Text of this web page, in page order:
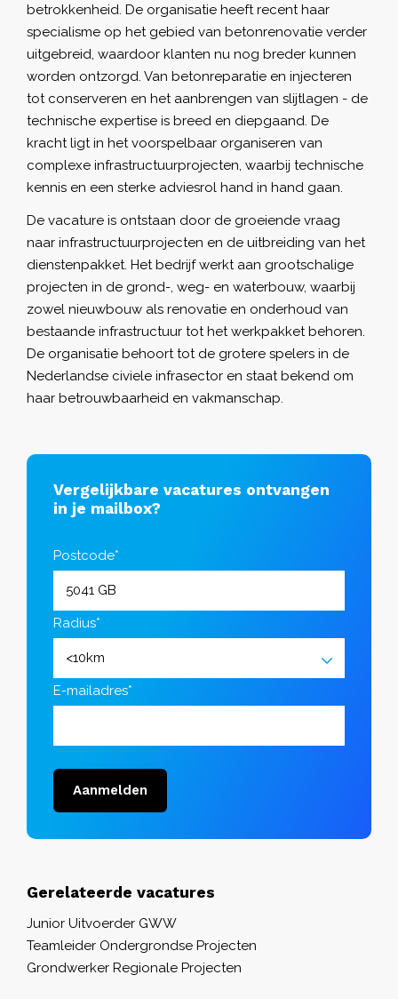
betrokkenheid. De organisatie heeft recent haar
specialisme op het gebied van betonrenovatie verder
uitgebreid, waardoor klanten nu nog breder kunnen
worden ontzorgd. Van betonreparatie en injecteren
tot conserveren en het aanbrengen van slijtlagen - de
technische expertise is breed en diepgaand. De
kracht ligt in het voorspelbaar organiseren van
complexe infrastructuurprojecten, waarbij technische
kennis en een sterke adviesrol hand in hand gaan.
De vacature is ontstaan door de groeiende vraag
naar infrastructuurprojecten en de uitbreiding van het
dienstenpakket. Het bedrijf werkt aan grootschalige
projecten in de grond-, weg- en waterbouw, waarbij
zowel nieuwbouw als renovatie en onderhoud van
bestaande infrastructuur tot het werkpakket behoren.
De organisatie behoort tot de grotere spelers in de
Nederlandse civiele infrasector en staat bekend om
haar betrouwbaarheid en vakmanschap.
Vergelijkbare vacatures ontvangen
in je mailbox?
Postcode*
Radius*
E-mailadres*
Aanmelden
Gerelateerde vacatures
Junior Uitvoerder GWW
Teamleider Ondergrondse Projecten
Grondwerker Regionale Projecten